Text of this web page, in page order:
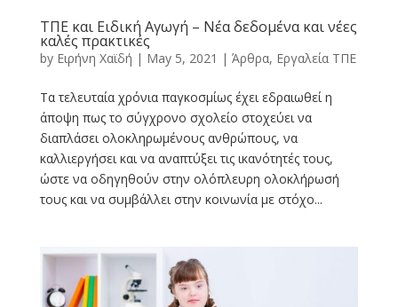
ΤΠΕ και Ειδική Αγωγή – Νέα δεδομένα και νέες
καλές πρακτικές
by Ειρήνη Χαϊδή | May 5, 2021 | Άρθρα, Εργαλεία ΤΠΕ
Τα τελευταία χρόνια παγκοσμίως έχει εδραιωθεί η
άποψη πως το σύγχρονο σχολείο στοχεύει να
διαπλάσει ολοκληρωμένους ανθρώπους, να
καλλιεργήσει και να αναπτύξει τις ικανότητές τους,
ώστε να οδηγηθούν στην ολόπλευρη ολοκλήρωσή
τους και να συμβάλλει στην κοινωνία με στόχο...